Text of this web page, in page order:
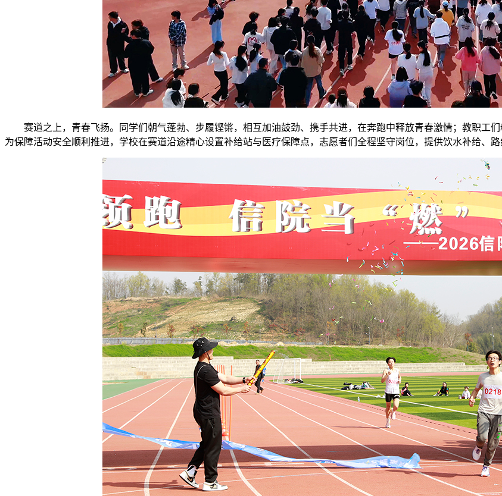
赛道之上，青春飞扬。同学们朝气蓬勃、步履铿锵，相互加油鼓劲、携手共进，在奔跑中释放青春激情；教职工
为保障活动安全顺利推进，学校在赛道沿途精心设置补给站与医疗保障点，志愿者们全程坚守岗位，提供饮水补给、